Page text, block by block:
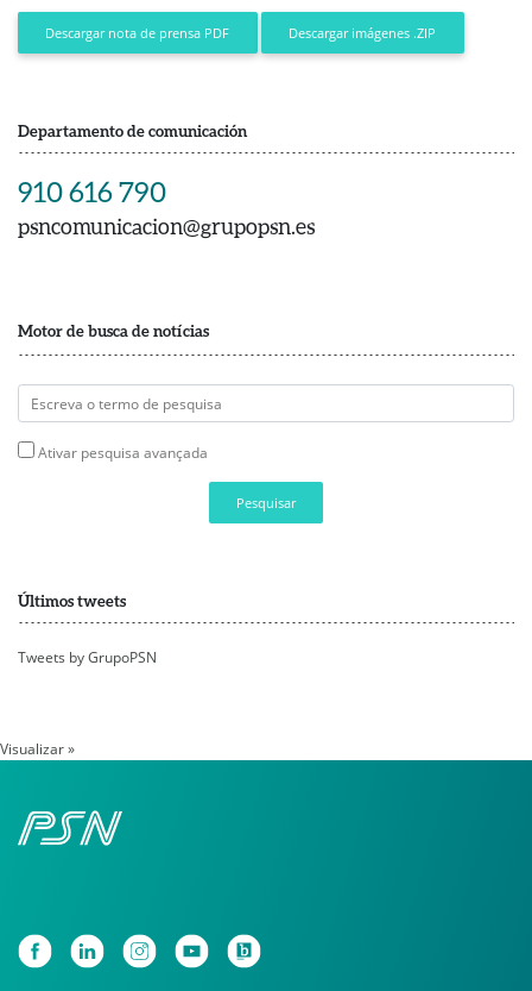
Descargar nota de prensa PDF Descargar imágenes .ZIP
Departamento de comunicación
910 616 790
psncomunicacion@grupopsn.es
Motor de busca de notícias
Ativar pesquisa avançada
Pesquisar
Últimos tweets
Tweets by GrupoPSN
Visualizar »